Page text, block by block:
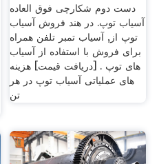
دست دوم شکارچی فوق العاده
آسیاب توپ. در هند فروش آسیاب
توپ از, آسیاب تمبر تلفن همراه
برای فروش با استفاده از آسیاب
های توپ . [دریافت قیمت] هزینه
های عملیاتی آسیاب توپ در هر
تن